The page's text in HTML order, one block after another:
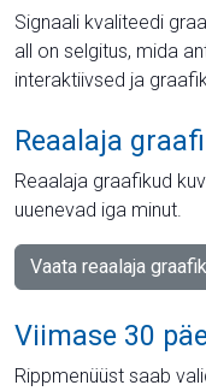
Signaali kvaliteedi
all on selgitus, mida
interaktiivsed ja
Reaalaja
Reaalaja graafikud
uuenevad iga minut.
Vaata reaalaja
Viimase 30
Rippmenüüst saab